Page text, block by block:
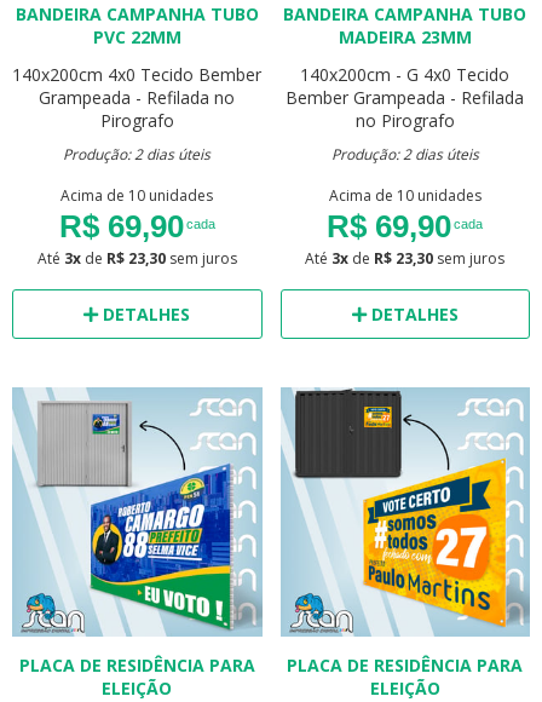
BANDEIRA CAMPANHA TUBO
PVC 22MM
140x200cm 4x0 Tecido Bember
Grampeada - Refilada no
Pirografo
Produção: 2 dias úteis
Acima de 10 unidades
R$ 69,90cada
Até 3xde R$ 23,30sem juros
DETALHES
BANDEIRA CAMPANHA TUBO
MADEIRA 23MM
140x200cm - G 4x0 Tecido
Bember Grampeada - Refilada
no Pirografo
Produção: 2 dias úteis
Acima de 10 unidades
R$ 69,90cada
Até 3x de R$ 23,30 sem juros
DETALHES
PLACA DE RESIDÊNCIA PARA
ELEIÇÃO
PLACA DE RESIDÊNCIA PARA
ELEIÇÃO